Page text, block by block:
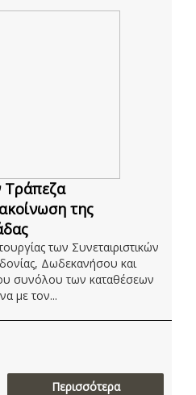
της
των Συνεταιριστικών
Δωδεκανήσου και
συνόλου των καταθέσεων
με τον...
Περισσότερα